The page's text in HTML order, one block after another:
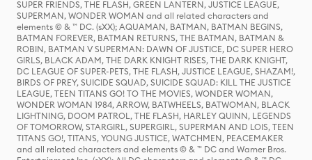
SUPER FRIENDS, THE FLASH, GREEN LANTERN, JUSTICE LEAGUE,
SUPERMAN, WONDER WOMAN and all related characters and
elements © & ™ DC. (sXX); AQUAMAN, BATMAN, BATMAN BEGINS,
BATMAN FOREVER, BATMAN RETURNS, THE BATMAN, BATMAN &
ROBIN, BATMAN V SUPERMAN: DAWN OF JUSTICE, DC SUPER HERO
GIRLS, BLACK ADAM, THE DARK KNIGHT RISES, THE DARK KNIGHT,
DC LEAGUE OF SUPER-PETS, THE FLASH, JUSTICE LEAGUE, SHAZAM!,
BIRDS OF PREY, SUICIDE SQUAD, SUICIDE SQUAD: KILL THE JUSTICE
LEAGUE, TEEN TITANS GO! TO THE MOVIES, WONDER WOMAN,
WONDER WOMAN 1984, ARROW, BATWHEELS, BATWOMAN, BLACK
LIGHTNING, DOOM PATROL, THE FLASH, HARLEY QUINN, LEGENDS
OF TOMORROW, STARGIRL, SUPERGIRL, SUPERMAN AND LOIS, TEEN
TITANS GO!, TITANS, YOUNG JUSTICE, WATCHMEN, PEACEMAKER
and all related characters and elements © & ™ DC and Warner Bros.